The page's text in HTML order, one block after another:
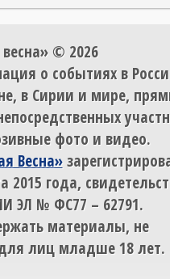
весна» © 2026
о событиях в
в Сирии и мире,
фото и видео.
Весна»
2015 года,
ЭЛ № ФС77 – 62791.
материалы, не
лиц младше 18 лет.